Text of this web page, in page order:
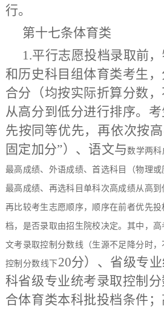
行。
第十七条体育类
1.平行志愿投档录取前，
和历史科目组体育类考生
合分（均按实际折算分数，
从高分到低分进行排序。考
先按同等优先，再依次按
固定加分”） 、语文与数学两科
最高成绩、外语成绩、首选科目（物理
最高成绩、再选科目单科次高成绩从高到
再比较考生志愿顺序，顺序在前者优先
档，是否录取由招生院校决定。其中，
文考录取控制分数线（生源不足降分时
控制分数线下20分）、省级专
科省级专业统考录取控制
合体育类本科批投档条件